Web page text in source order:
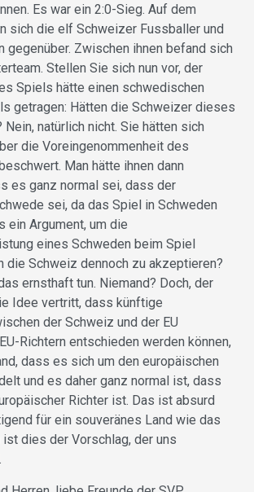
Es war ein 2:0-Sieg. Auf dem
sich die elf Schweizer Fussballer und
gegenüber. Zwischen ihnen befand sich
Stellen Sie sich nun vor, der
Spiels hätte einen schwedischen
getragen: Hätten die Schweizer dieses
natürlich nicht. Sie hätten sich
die Voreingenommenheit des
Man hätte ihnen dann
es ganz normal sei, dass der
sei, da das Spiel in Schweden
ein Argument, um die
eines Schweden beim Spiel
die Schweiz dennoch zu akzeptieren?
ernsthaft tun. Niemand? Doch, der
Idee vertritt, dass künftige
der Schweiz und der EU
Richtern entschieden werden können,
dass es sich um den europäischen
und es daher ganz normal ist, dass
Richter ist. Das ist absurd
für ein souveränes Land wie das
ist dies der Vorschlag, der uns